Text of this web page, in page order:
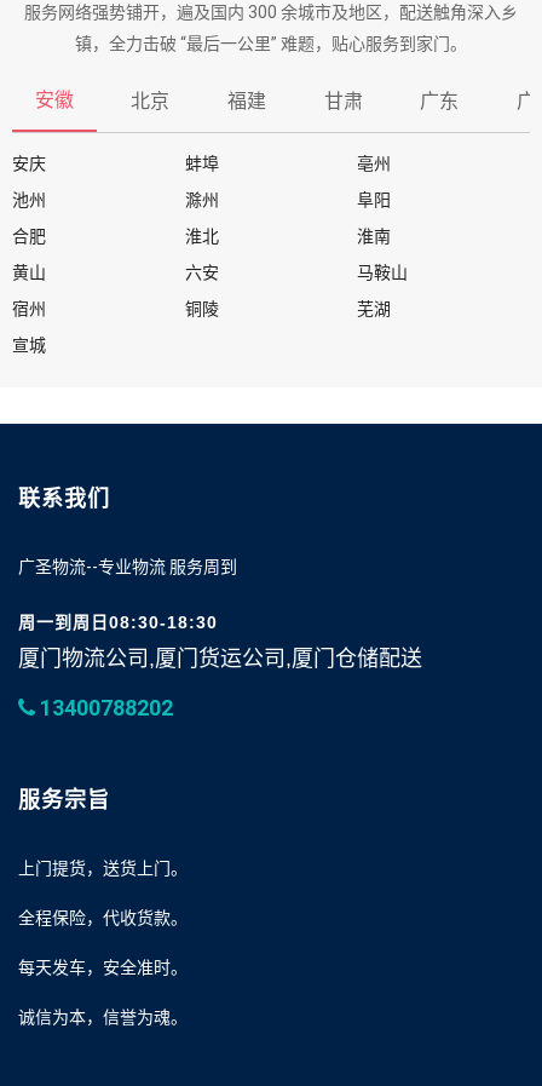
服务网络强势铺开，遍及国内 300 余城市及地区，配送触角深入乡
镇，全力击破 “最后一公里” 难题，贴心服务到家门。
安徽 北京 福建 甘肃 广东 广
安庆 蚌埠
亳州
池州
滁州
阜阳
合肥
淮北
淮南
黄山
六安
马鞍山
宿州
铜陵
芜湖
宣城
联系我们
广圣物流--专业物流 服务周到
周一到周日08:30-18:30
厦门物流公司,厦门货运公司,厦门仓储配送
13400788202
服务宗旨
上门提货，送货上门。
全程保险，代收货款。
每天发车，安全准时。
诚信为本，信誉为魂。